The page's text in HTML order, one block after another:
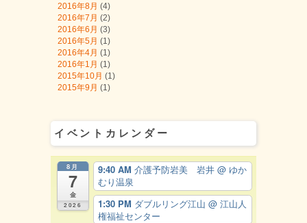
2016年8月 (4)
2016年7月 (2)
2016年6月 (3)
2016年5月 (1)
2016年4月 (1)
2016年1月 (1)
2015年10月 (1)
2015年9月 (1)
イベントカレンダー
8月
7
金
2026
9:40 AM 介護予防岩美 岩井 @ ゆか
むり温泉
1:30 PM ダブルリング江山 @ 江山人
権福祉センター